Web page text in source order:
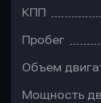
КПП
Пробег
Объем
Мощность